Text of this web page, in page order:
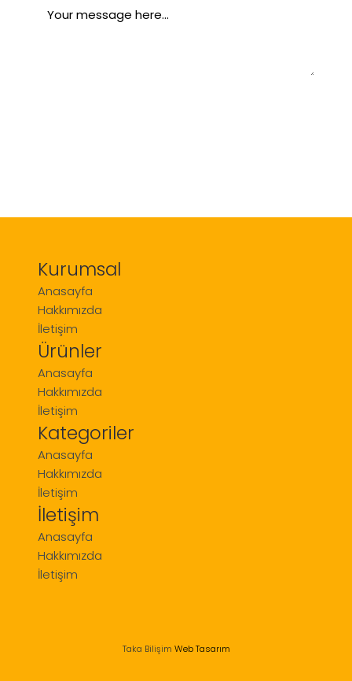
Kurumsal
Anasayfa
Hakkımızda
İletişim
Ürünler
Anasayfa
Hakkımızda
İletişim
Kategoriler
Anasayfa
Hakkımızda
İletişim
İletişim
Anasayfa
Hakkımızda
İletişim
Taka Bilişim Web Tasarım